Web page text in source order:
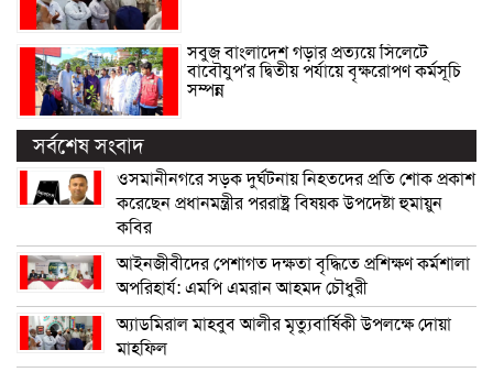
সবুজ বাংলাদেশ গড়ার প্রত্যয়ে সিলেটে
বাবৌযুপ’র দ্বিতীয় পর্যায়ে বৃক্ষরোপণ কর্মসূচি
সম্পন্ন
সর্বশেষ সংবাদ
ওসমানীনগরে সড়ক দুর্ঘটনায় নিহতদের প্রতি শোক প্রকাশ
করেছেন প্রধানমন্ত্রীর পররাষ্ট্র বিষয়ক উপদেষ্টা হুমায়ুন
কবির
আইনজীবীদের পেশাগত দক্ষতা বৃদ্ধিতে প্রশিক্ষণ কর্মশালা
অপরিহার্য: এমপি এমরান আহমদ চৌধুরী
অ্যাডমিরাল মাহবুব আলীর মৃত্যুবার্ষিকী উপলক্ষে দোয়া
মাহফিল